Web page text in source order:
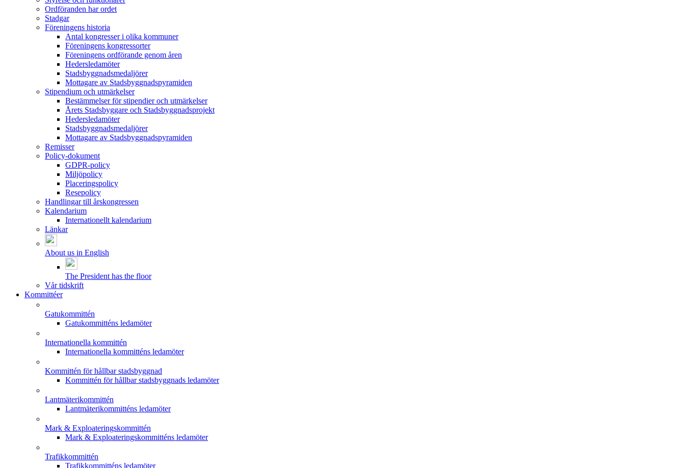
Ordföranden har ordet
Stadgar
Föreningens historia
Antal kongresser i olika kommuner
Föreningens kongressorter
Föreningens ordförande genom åren
Hedersledamöter
Stadsbyggnadsmedaljörer
Mottagare av Stadsbyggnadspyramiden
Stipendium och utmärkelser
Bestämmelser för stipendier och utmärkelser
Årets Stadsbyggare och Stadsbyggnadsprojekt
Hedersledamöter
Stadsbyggnadsmedaljörer
Mottagare av Stadsbyggnadspyramiden
Remisser
Policy-dokument
GDPR-policy
Miljöpolicy
Placeringspolicy
Resepolicy
Handlingar till årskongressen
Kalendarium
Internationellt kalendarium
Länkar
About us in English
The President has the floor
Vår tidskrift
Kommittéer
Gatukommittén
Gatukommitténs ledamöter
Internationella kommittén
Internationella kommitténs ledamöter
Kommittén för hållbar stadsbyggnad
Kommittén för hållbar stadsbyggnads ledamöter
Lantmäterikommittén
Lantmäterikommitténs ledamöter
Mark & Exploateringskommittén
Mark & Exploateringskommitténs ledamöter
Trafikkommittén
Trafikkommitténs ledamöter